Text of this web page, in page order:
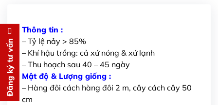
Thông tin :
– Tỷ lệ nảy > 85%
– Khí hậu trồng: cả xứ nóng & xứ lạnh
– Thu hoạch sau 40 – 45 ngày
Mật độ & Lượng giống :
– Hàng đôi cách hàng đôi 2 m, cây cách cây 50
cm
Đăng ký tư vấn Đăng ký tư vấn
Chúng tôi sẽ gọi lại tư vấnMIỄN
PHÍ
cho bạn ngay lập tức